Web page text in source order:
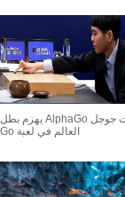
روبوت جوجل AlphaGo يهزم بطل
العالم في لعبة Go